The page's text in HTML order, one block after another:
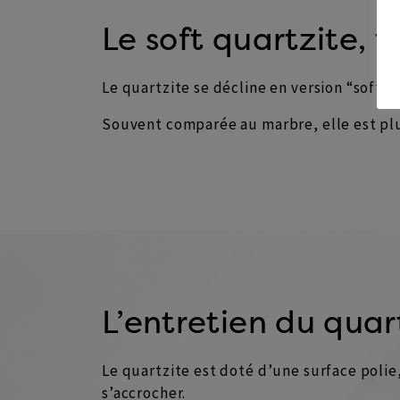
Le soft quartzite,
Le quartzite se décline en version
Souvent comparée au marbre, elle est
L’entretien du
Le quartzite est doté d’une surface
s’accrocher.